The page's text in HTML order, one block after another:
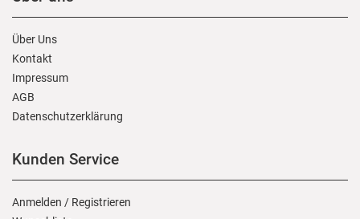
Über Uns
Kontakt
Impressum
AGB
Daten­schutz­erklärung
Kunden Service
Anmelden / Registrieren